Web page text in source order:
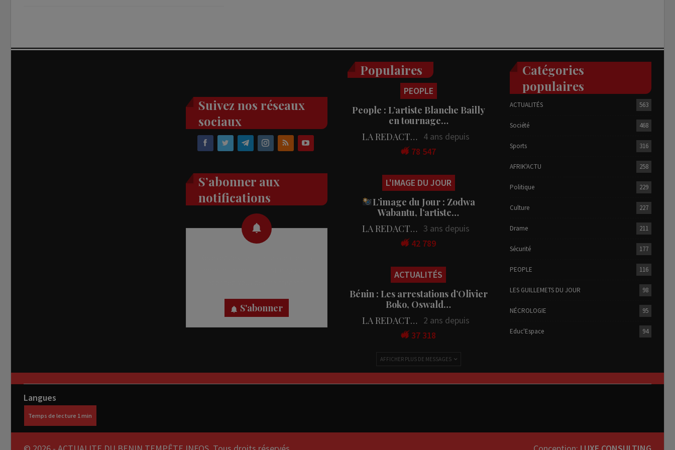
Suivez nos réseaux
sociaux
S’abonner aux
notifications
S'abonner
Populaires
PEOPLE
People : L’artiste Blanche Bailly
en tournage…
LA REDACTION
4 ans depuis
78 547
L'IMAGE DU JOUR
L’image du Jour : Zodwa
Wabantu, l’artiste…
LA REDACTION 3 ans depuis
42 789
ACTUALITÉS
Bénin : Les arrestations d’Olivier
Boko, Oswald…
LA REDACTION
2 ans depuis
37 318
AFFICHER PLUS DE MESSAGES
Catégories
populaires
ACTUALITÉS 563
Société 468
Sports 316
AFRIK'ACTU 258
Politique 229
Culture 227
Drame 211
Sécurité 177
PEOPLE 116
LES GUILLEMETS DU JOUR 98
NÉCROLOGIE 95
Educ'Espace 94
Langues